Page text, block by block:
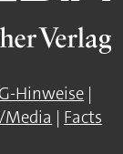
Hinweise |
| Facts